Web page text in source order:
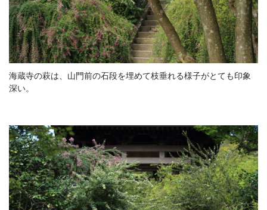
海蔵寺の萩は、山門前の石段を埋めて枝垂れる様子がとても印象
深い。